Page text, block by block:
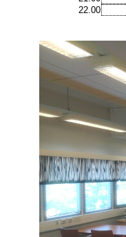
22.00